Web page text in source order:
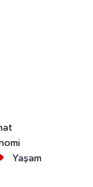
Yaşam